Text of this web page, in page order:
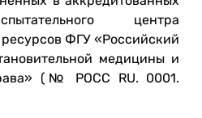
центра
ФГУ «Российский
медицины и
(№ РОСС RU. 0001.